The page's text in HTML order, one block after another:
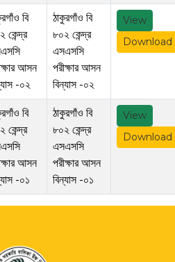
বি
কেন্দ্র
আসন
-০২
ঠাকুরগাঁও বি
৮০২ কেন্দ্র
এসএসসি
পরীক্ষার আসন
বিন্যাস -০২
View
Download
বি
কেন্দ্র
আসন
-০১
ঠাকুরগাঁও বি
৮০২ কেন্দ্র
এসএসসি
পরীক্ষার আসন
বিন্যাস -০১
View
Download